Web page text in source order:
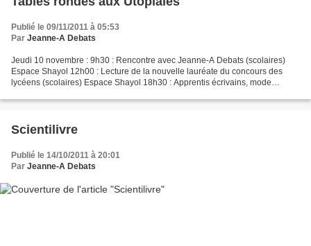
Publié le 09/11/2011 à 05:53
Par Jeanne-A Debats
Jeudi 10 novembre : 9h30 : Rencontre avec Jeanne-A Debats (scolaires)
Espace Shayol 12h00 : Lecture de la nouvelle lauréate du concours des
lycéens (scolaires) Espace Shayol 18h30 : Apprentis écrivains, mode
Scientilivre
Publié le 14/10/2011 à 20:01
Par Jeanne-A Debats